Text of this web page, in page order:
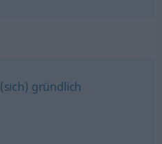
(sich) gründlich